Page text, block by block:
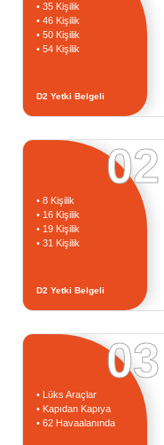
• 35 Kişilik
• 46 Kişilik
• 50 Kişilik
• 54 Kişilik
D2 Yetki Belgeli
02
• 8 Kişilik
• 16 Kişilik
• 19 Kişilik
• 31 Kişilik
D2 Yetki Belgeli
03
• Lüks Araçlar
• Kapıdan Kapıya
• 62 Havaalanında